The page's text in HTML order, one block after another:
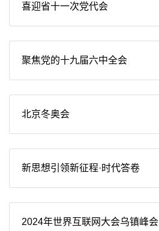
喜迎省十一次党代会
聚焦党的十九届六中全会
北京冬奥会
新思想引领新征程·时代答卷
2024年世界互联网大会乌镇峰会